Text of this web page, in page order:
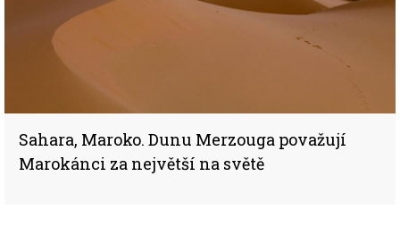
Sahara, Maroko. Dunu Merzouga považují
Marokánci za největší na světě